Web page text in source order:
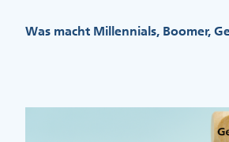
Was macht Millennials, Boomer,